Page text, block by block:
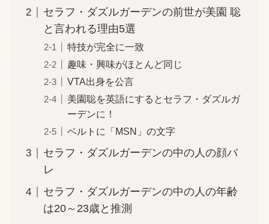
セラフ・ダズルガーデンの前世が美園 聡
と言われる理由5選
特技が完全に一致
趣味・興味がほとんど同じ
VTA出身を公言
美園聡を英語にするとセラフ・ダズルガ
ーデンに！
ベルトに「MSN」の文字
セラフ・ダズルガーデンの中の人の顔バ
レ
セラフ・ダズルガーデンの中の人の年齢
は20～23歳と推測